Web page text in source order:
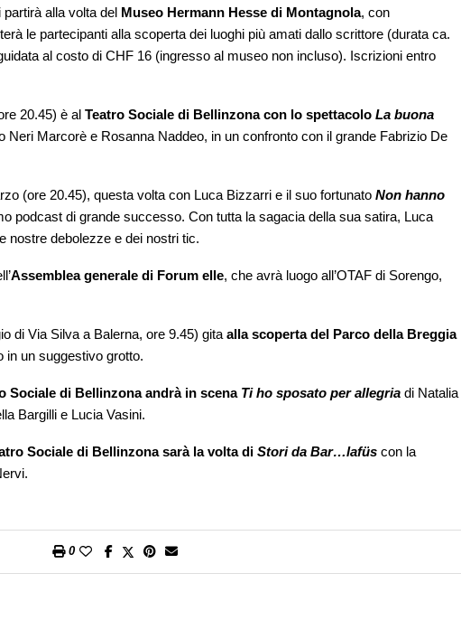
alla volta del Museo Hermann Hesse di Montagnola, con
le partecipanti alla scoperta dei luoghi più amati dallo scrittore (durata ca.
al costo di CHF 16 (ingresso al museo non incluso). Iscrizioni entro
20.45) è al Teatro Sociale di Bellinzona con lo spettacolo La buona
Neri Marcorè e Rosanna Naddeo, in un confronto con il grande Fabrizio De
(ore 20.45), questa volta con Luca Bizzarri e il suo fortunato Non hanno
podcast di grande successo. Con tutta la sagacia della sua satira, Luca
nostre debolezze e dei nostri tic.
Assemblea generale di Forum elle, che avrà luogo all’OTAF di Sorengo,
di Via Silva a Balerna, ore 9.45) gita alla scoperta del Parco della Breggia
in un suggestivo grotto.
Sociale di Bellinzona andrà in scenaTi ho sposato per allegria di Natalia
Bargilli e Lucia Vasini.
Sociale di Bellinzona sarà la volta di Stori da Bar…lafüs con la
0